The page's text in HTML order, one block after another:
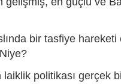
bir tasfiye
laiklik politikası gerçek